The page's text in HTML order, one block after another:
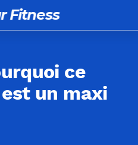
Fitness
ce
un maxi